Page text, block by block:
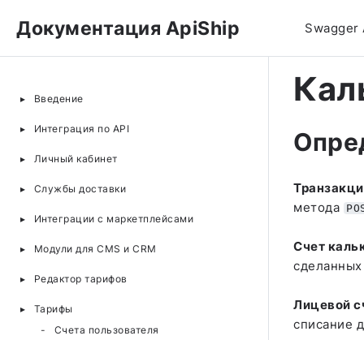
Документация ApiShip Swagger
Введение
Интеграция по API
Личный кабинет
Службы доставки
Интеграции с маркетплейсами
Модули для CMS и CRM
Редактор тарифов
Тарифы
Счета пользователя
метода
Счет
сделанных
Лицевой
списание